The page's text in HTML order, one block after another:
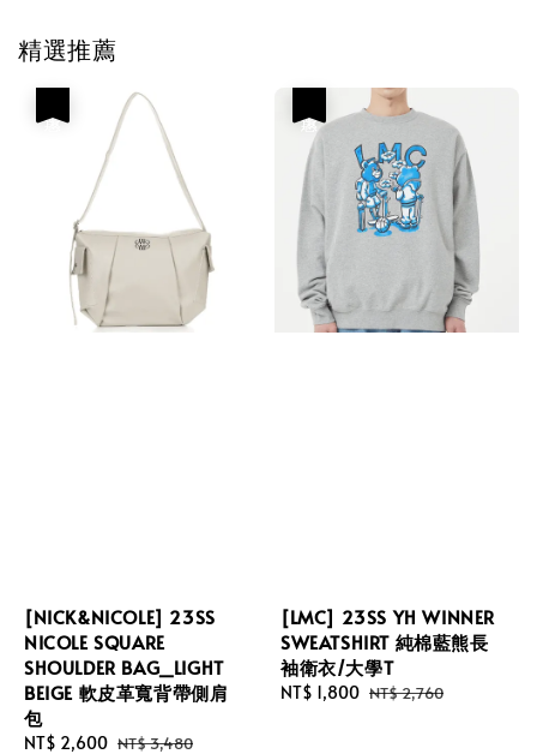
精選推薦
[NICK&NICOLE] 23SS
NICOLE SQUARE
SHOULDER BAG_LIGHT
BEIGE 軟皮革寬背帶側肩
包
Sale
NT$ 2,600 Regular
NT$ 3,480
[LMC] 23SS YH WINNER
SWEATSHIRT 純棉藍熊長
袖衛衣/大學T
Sale
NT$ 1,800 Regular
NT$ 2,760